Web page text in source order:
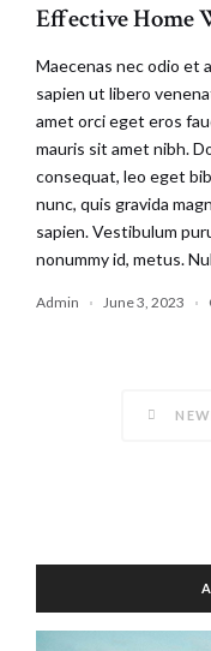
Effective Home
Maecenas nec odio et
sapien ut libero
amet orci eget eros
mauris sit amet nibh.
consequat, leo eget
nunc, quis gravida
sapien. Vestibulum
nonummy id, metus.
Admin June 3, 2023